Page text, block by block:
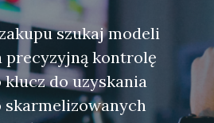
szukaj modeli
precyzyjną kontrolę
do uzyskania
skarmelizowanych